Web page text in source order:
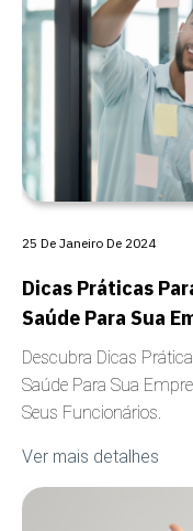
Dicas Práticas
Saúde Para Sua
Descubra Dicas
Saúde Para Sua
Seus Funcionários.
Ver mais detalhes
25 De Janeiro De 2024